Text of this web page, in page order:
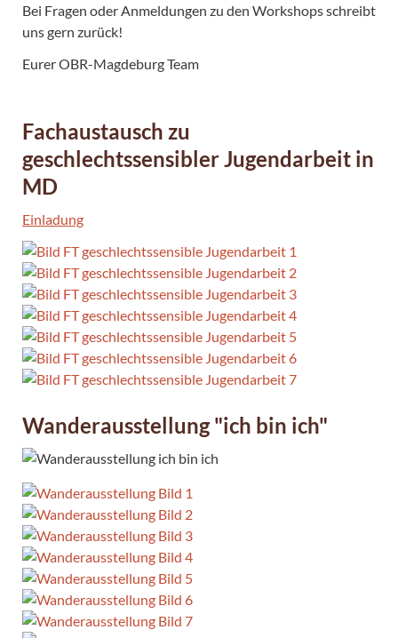
Bei Fragen oder Anmeldungen zu den Workshops schreibt
uns gern zurück!
Eurer OBR-Magdeburg Team
Fachaustausch zu
geschlechtssensibler Jugendarbeit in
MD
Einladung
Wanderausstellung "ich bin ich"